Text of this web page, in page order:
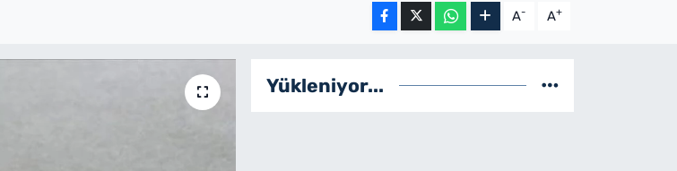
A- A+
Yükleniyor...